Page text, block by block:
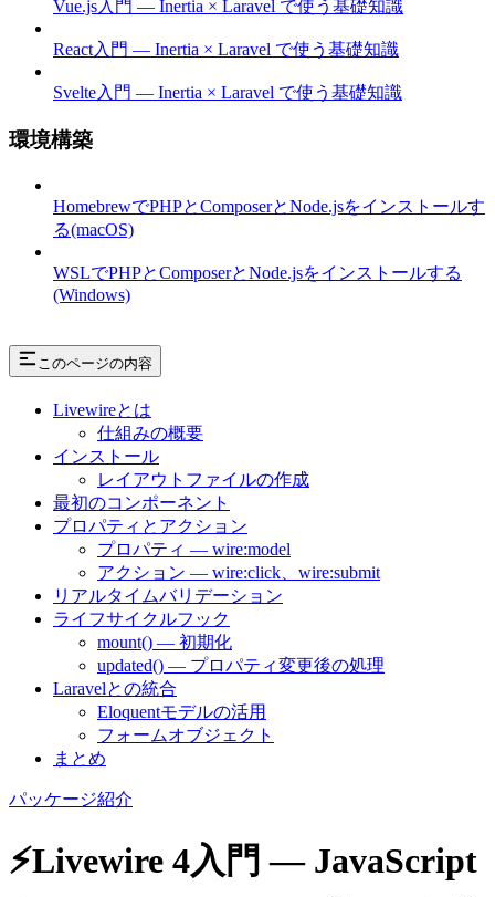
Vue.js入門 — Inertia × Laravel で使う基礎知識
React入門 — Inertia × Laravel で使う基礎知識
Svelte入門 — Inertia × Laravel で使う基礎知識
環境構築
HomebrewでPHPとComposerとNode.jsをインストールす
る(macOS)
WSLでPHPとComposerとNode.jsをインストールする
(Windows)
このページの内容
Livewireとは
仕組みの概要
インストール
レイアウトファイルの作成
最初のコンポーネント
プロパティとアクション
プロパティ — wire:model
アクション — wire:click、wire:submit
リアルタイムバリデーション
ライフサイクルフック
mount() — 初期化
updated() — プロパティ変更後の処理
Laravelとの統合
Eloquentモデルの活用
フォームオブジェクト
まとめ
パッケージ紹介
⚡Livewire 4入門 — JavaScript